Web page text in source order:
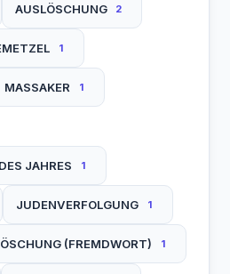
AUSLÖSCHUNG 2
1
MASSAKER 1
JAHRES 1
JUDENVERFOLGUNG 1
(FREMDWORT) 1